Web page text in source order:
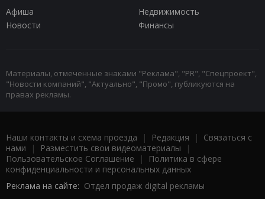
Афиша
Недвижимость
Новости
Финансы
Материалы, отмеченные знаками "Реклама", "PR", "Спецпроект",
"Новости компаний", "Актуально", "Промо", публикуются на
правах рекламы.
Наши контакты и схема проезда | Редакция | Связаться с
нами | Разместить свои видеоматериалы |
Пользовательское Соглашение |
Политика в сфере
конфиденциальности и персональных данных
Реклама на сайте: Отдел продаж digital рекламы